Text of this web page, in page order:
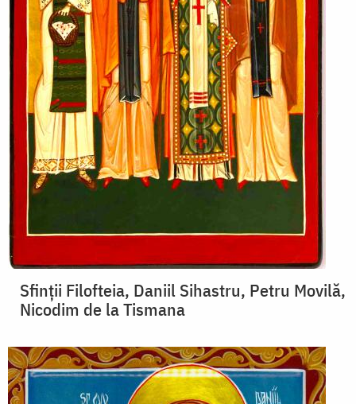
Sfinții Filofteia, Daniil Sihastru, Petru Movilă,
Nicodim de la Tismana